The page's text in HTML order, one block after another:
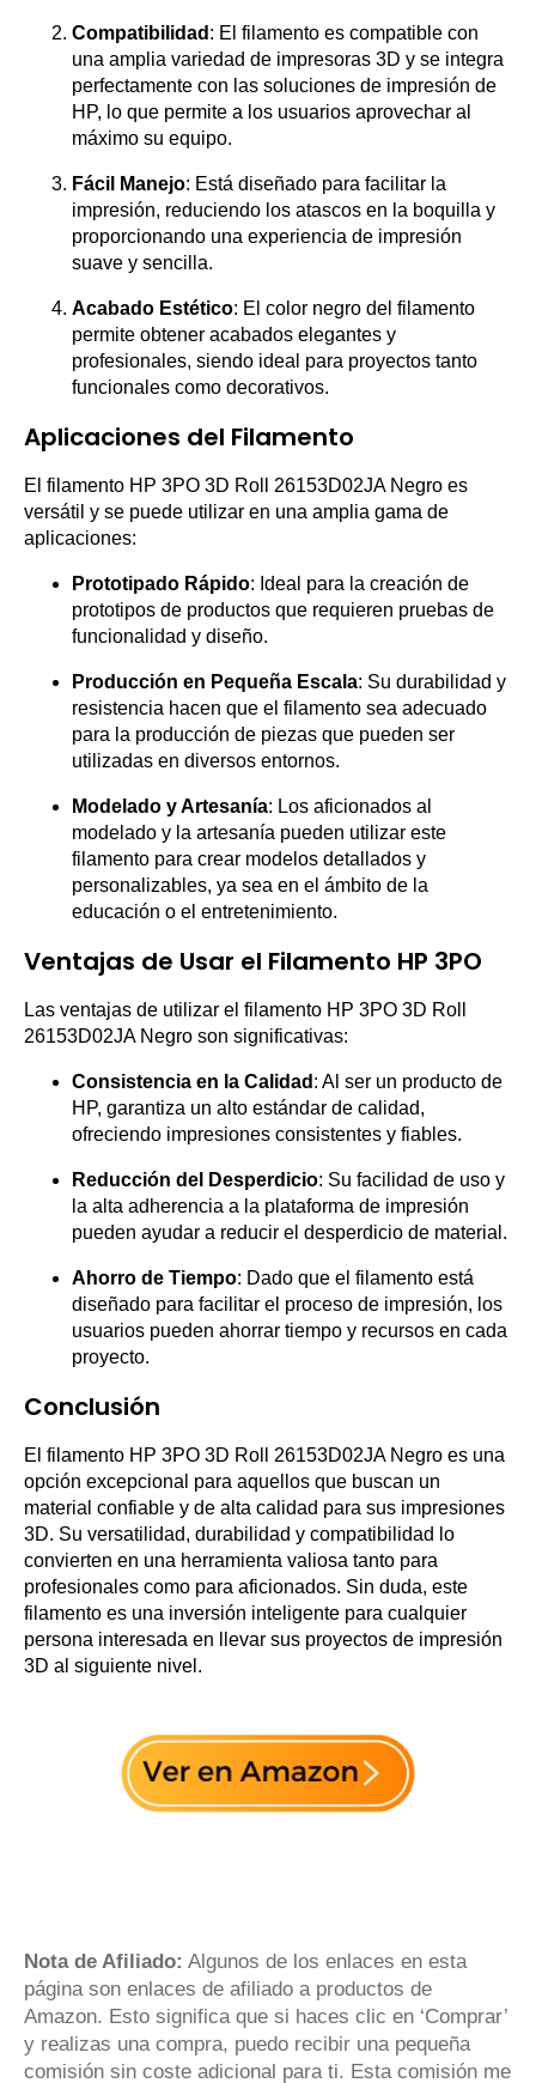
Compatibilidad : El filamento es compatible con
una amplia variedad de impresoras 3D y se integra
perfectamente con las soluciones de impresión de
HP, lo que permite a los usuarios aprovechar al
máximo su equipo.
Fácil Manejo: Está diseñado para facilitar la
impresión, reduciendo los atascos en la boquilla y
proporcionando una experiencia de impresión
suave y sencilla.
Acabado Estético: El color negro del filamento
permite obtener acabados elegantes y
profesionales, siendo ideal para proyectos tanto
funcionales como decorativos.
Aplicaciones del Filamento
El filamento HP 3PO 3D Roll 26153D02JA Negro es
versátil y se puede utilizar en una amplia gama de
aplicaciones:
Prototipado Rápido: Ideal para la creación de
prototipos de productos que requieren pruebas de
funcionalidad y diseño.
Producción en Pequeña Escala: Su durabilidad y
resistencia hacen que el filamento sea adecuado
para la producción de piezas que pueden ser
utilizadas en diversos entornos.
Modelado y Artesanía: Los aficionados al
modelado y la artesanía pueden utilizar este
filamento para crear modelos detallados y
personalizables, ya sea en el ámbito de la
educación o el entretenimiento.
Ventajas de Usar el Filamento HP 3PO
Las ventajas de utilizar el filamento HP 3PO 3D Roll
26153D02JA Negro son significativas:
Consistencia en la Calidad : Al ser un producto de
HP, garantiza un alto estándar de calidad,
ofreciendo impresiones consistentes y fiables.
Reducción del Desperdicio: Su facilidad de uso y
la alta adherencia a la plataforma de impresión
pueden ayudar a reducir el desperdicio de material.
Ahorro de Tiempo: Dado que el filamento está
diseñado para facilitar el proceso de impresión, los
usuarios pueden ahorrar tiempo y recursos en cada
proyecto.
Conclusión
El filamento HP 3PO 3D Roll 26153D02JA Negro es una
opción excepcional para aquellos que buscan un
material confiable y de alta calidad para sus impresiones
3D. Su versatilidad, durabilidad y compatibilidad lo
convierten en una herramienta valiosa tanto para
profesionales como para aficionados. Sin duda, este
filamento es una inversión inteligente para cualquier
persona interesada en llevar sus proyectos de impresión
3D al siguiente nivel.
Nota de Afiliado: Algunos de los enlaces en esta
página son enlaces de afiliado a productos de
Amazon. Esto significa que si haces clic en ‘Comprar’
y realizas una compra, puedo recibir una pequeña
comisión sin coste adicional para ti. Esta comisión me